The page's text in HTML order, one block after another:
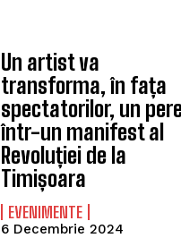
Un artist va
transforma, în fața
spectatorilor, un
într-un manifest al
Revoluției de la
Timișoara
EVENIMENTE
6 Decembrie 2024